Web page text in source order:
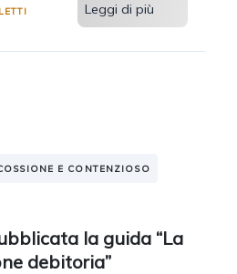
Leggi di più
E CONTENZIOSO
la guida “La
debitoria”